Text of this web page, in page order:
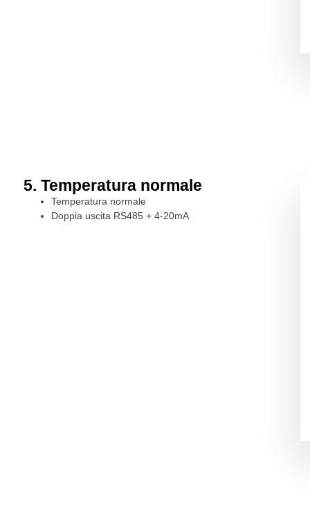
5. Temperatura normale
Temperatura normale
Doppia uscita RS485 + 4-20mA